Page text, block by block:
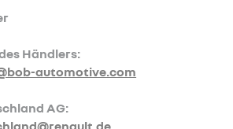
Händlers:
automotive.com
AG: